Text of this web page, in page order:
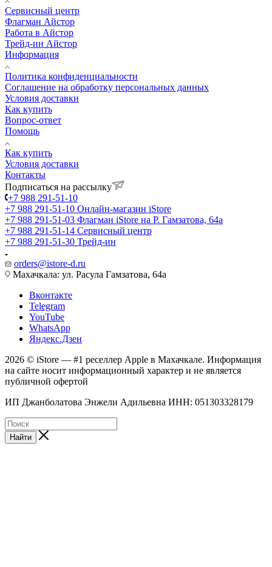
Сервисный центр
Флагман Айстор
Работа в Айстор
Трейд-ин Айстор
Информация
Политика конфиденциальности
Соглашение на обработку персональных данных
Условия доставки
Как купить
Вопрос-ответ
Помощь
Как купить
Условия доставки
Контакты
Подписаться на рассылку
+7 988 291-51-10
+7 988 291-51-10 Онлайн-магазин iStore
+7 988 291-51-03 Флагман iStore на Р. Гамзатова, 64а
+7 988 291-51-14 Сервисный центр
+7 988 291-51-30 Трейд-ин
orders@istore-d.ru
Махачкала: ул. Расула Гамзатова, 64а
Вконтакте
Telegram
YouTube
WhatsApp
Яндекс.Дзен
2026 © iStore — #1 реселлер Apple в Махачкале. Информация
на сайте носит информационный характер и не является
публичной офертой
ИП Джанболатова Энжели Адильевна ИНН: 051303328179
Найти